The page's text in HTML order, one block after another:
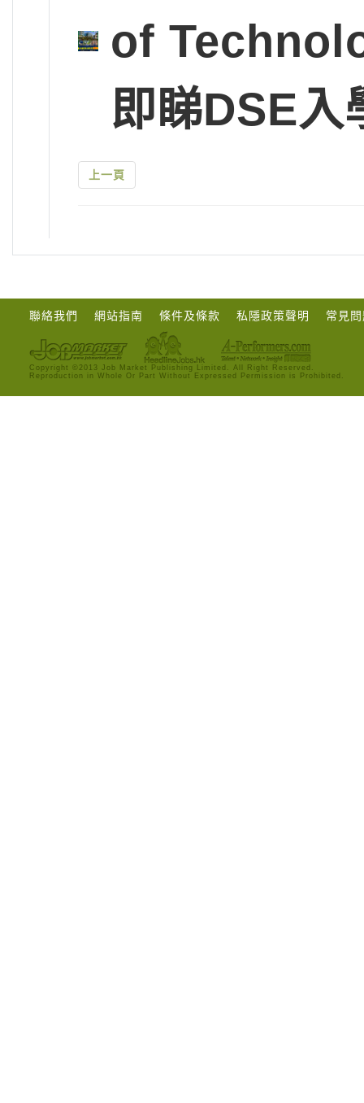
of
即睇DSE入
上一頁
聯絡我們 網站指南 條件及條款 私隱政策聲明 常見
Copyright ©2013 Job Market Publishing Limited. All Right Reserved.
Reproduction in Whole Or Part Without Expressed Permission is Prohibited.